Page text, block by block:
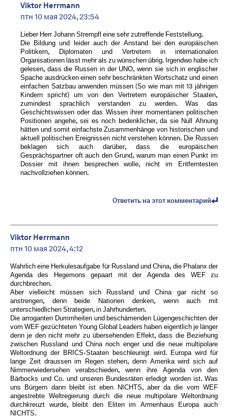
Viktor Herrmann
птн 10 мая 2024, 23:54
Lieber Herr Johann Strempfl eine sehr zutreffende Feststellung.
Die Bildung und leider auch der Anstand bei den europäischen
Politikern, Diplomaten und Vertretern in internationalen
Organisationen lässt mehr als zu wünschen übrig. Irgendwo habe ich
gelesen, dass die Russen in der UNO, wenn sie sich in englischer
Spache ausdrücken einen sehr beschränkten Wortschatz und einen
einfachen Satzbau anwenden müssen (So wie man mit 13 jährigen
Kindern spricht} um von den Vertretern europäischer Staaten,
zumindest sprachlich verstanden zu werden. Was das
Geschichtswissen oder das Wissen ihrer momentanen politischen
Positionen angehe, sei es noch bedenklicher, da sie Null Ahnung
hätten und somit einfachste Zusammenhänge von historischen und
aktuell politischen Ereignissen nicht verstehen können. Die Russen
beklagen sich auch darüber, dass die europäischen
Gesprächspartner oft auch den Grund, warum man einen Punkt im
Dossier mit ihnen besprechen wolle, nicht im Entferntesten
nachvollziehen können.
Ответить на этот комментарий
Viktor Herrmann
птн 10 мая 2024, 4:12
Wahrlich eine Herkulesaufgabe für Russland und China, die Phalanx der
Agenda des Hegemons gepaart mit der Agenda des WEF zu
durchbrechen.
Aber vielleicht müssen sich Russland und China gar nicht so
anstrengen, denn beide Nationen denken, wenn auch mit
unterschiedlichen Strategien, in Jahrhunderten.
Die arroganten Dummheiten und beschämenden Lügengeschichten der
vom WEF gezüchteten Young Global Leaders haben eigentlich je länger
denn je den nicht mehr zu übersehenden Effekt, dass die Beziehung
zwischen Russland und China noch enger und die neue multipolare
Weltordnung der BRICS-Staaten beschleunigt wird. Europa wird für
lange Zeit draussen im Regen stehen, denn Amerika wird sich auf
Nimmerwiedersehen verabschieden, wenn ihre Agenda von den
Bärbocks und Co. und unseren Bundesräten erledigt worden ist. Was
uns Bürgern dann bleibt ist eben NICHTS, aber da die vom WEF
angestrebte Weltregierung durch die neue multipolare Weltordnung
durchkreuzt wurde, bleibt den Eliten im Armenhaus Europa auch
NICHTS.